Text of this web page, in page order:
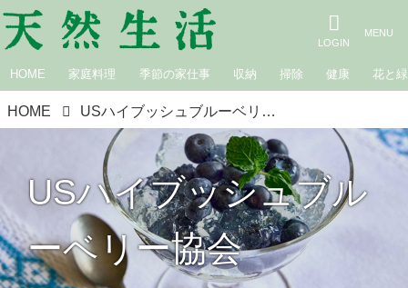
HOME 家庭料理 季節の家仕事 収納 掃除 健康 花と緑
HOME USハイブッシュブルーベリー協会
USハイブッシュブル
ーベリー協会